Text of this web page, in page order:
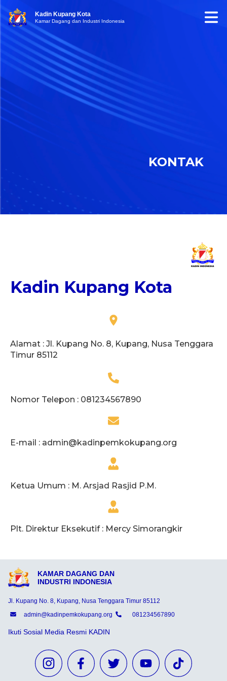
Kadin Kupang Kota
Kamar Dagang dan Industri Indonesia
KONTAK
Kadin Kupang Kota
Alamat : Jl. Kupang No. 8, Kupang, Nusa Tenggara
Timur 85112
Nomor Telepon : 081234567890
E-mail : admin@kadinpemkokupang.org
Ketua Umum : M. Arsjad Rasjid P.M.
Plt. Direktur Eksekutif : Mercy Simorangkir
KAMAR DAGANG DAN
INDUSTRI INDONESIA
Jl. Kupang No. 8, Kupang, Nusa Tenggara Timur 85112
admin@kadinpemkokupang.org
081234567890
Ikuti Sosial Media Resmi KADIN